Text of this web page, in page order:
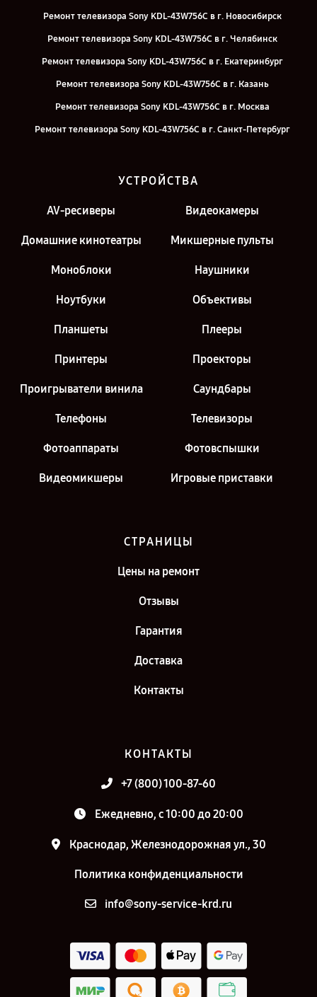
Ремонт телевизора Sony KDL-43W756C в г. Новосибирск
Ремонт телевизора Sony KDL-43W756C в г. Челябинск
Ремонт телевизора Sony KDL-43W756C в г. Екатеринбург
Ремонт телевизора Sony KDL-43W756C в г. Казань
Ремонт телевизора Sony KDL-43W756C в г. Москва
Ремонт телевизора Sony KDL-43W756C в г. Санкт-Петербург
УСТРОЙСТВА
AV-ресиверы Видеокамеры
Домашние кинотеатры Микшерные пульты
Моноблоки Наушники
Ноутбуки Объективы
Планшеты Плееры
Принтеры Проекторы
Проигрыватели винила Саундбары
Телефоны Телевизоры
Фотоаппараты Фотовспышки
Видеомикшеры Игровые приставки
СТРАНИЦЫ
Цены на ремонт
Отзывы
Гарантия
Доставка
Контакты
КОНТАКТЫ
+7 (800) 100-87-60
Ежедневно, с 10:00 до 20:00
Краснодар, Железнодорожная ул., 30
Политика конфиденциальности
info@sony-service-krd.ru